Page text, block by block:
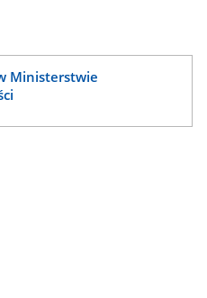
Ministerstwie